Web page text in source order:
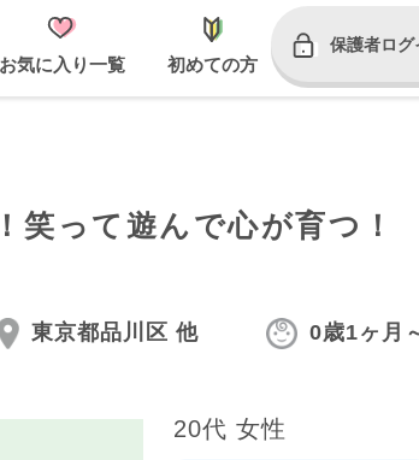
お気に入り一覧 初めての方
保護者ログ
って遊んで心が育つ！
東京都品川区 他 0歳1ヶ月
20代 女性